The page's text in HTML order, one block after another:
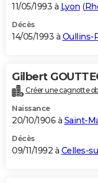
11/05/1993 à Lyon (
Décès
14/05/1993 à Oullins-
Gilbert
Créer une cagnotte
Naissance
20/10/1906 à Saint-
Décès
09/11/1992 à Celles-